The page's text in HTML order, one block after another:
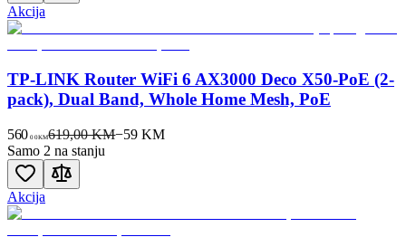
Akcija
TP-LINK Router WiFi 6 AX3000 Deco X50-PoE (2-
pack), Dual Band, Whole Home Mesh, PoE
560 00KM619,00 KM−59 KM
Samo 2 na stanju
Akcija